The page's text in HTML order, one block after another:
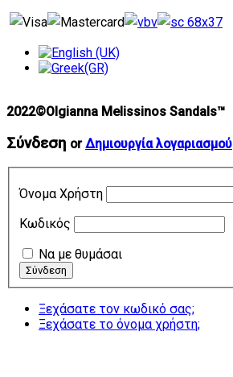
2022©Olgianna Melissinos Sandals™
Σύνδεση orΔημιουργία λογαριασμού
Όνομα Χρήστη
Κωδικός
Να με θυμάσαι
Ξεχάσατε τον κωδικό σας;
Ξεχάσατε το όνομα χρήστη;